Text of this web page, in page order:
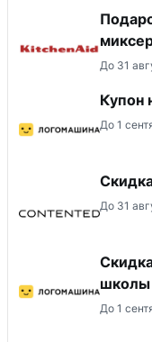
До 31
Купон
До 1
До 31
школы
До 1